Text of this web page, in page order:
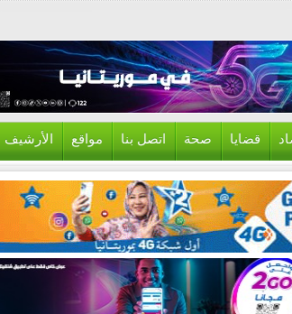
قضايا صحة اتصل بنا مواقع الأرشيف